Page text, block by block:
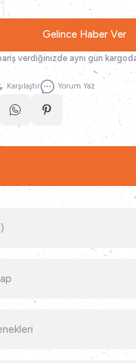
Gelince Haber Ver
verdiğinizde aynı gün
Karşılaştır Yorum Yaz